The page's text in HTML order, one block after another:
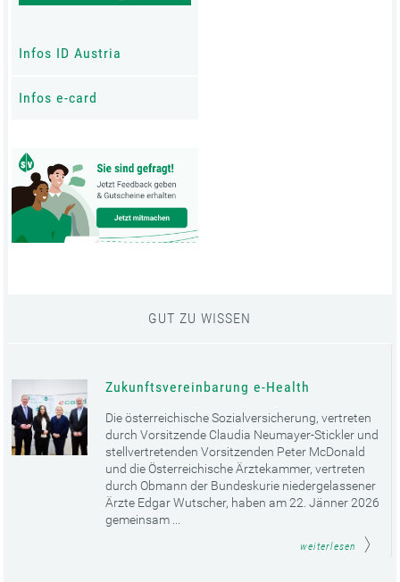
Infos ID Austria
Infos e-card
GUT ZU WISSEN
Zukunftsvereinbarung e-Health
Die österreichische Sozialversicherung, vertreten
durch Vorsitzende Claudia Neumayer-Stickler und
stellvertretenden Vorsitzenden Peter McDonald
und die Österreichische Ärztekammer, vertreten
durch Obmann der Bundeskurie niedergelassener
Ärzte Edgar Wutscher, haben am 22. Jänner 2026
gemeinsam ...
weiterlesen